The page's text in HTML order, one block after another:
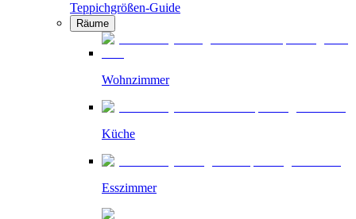
Teppichgrößen-Guide
Räume
Wohnzimmer
Küche
Esszimmer